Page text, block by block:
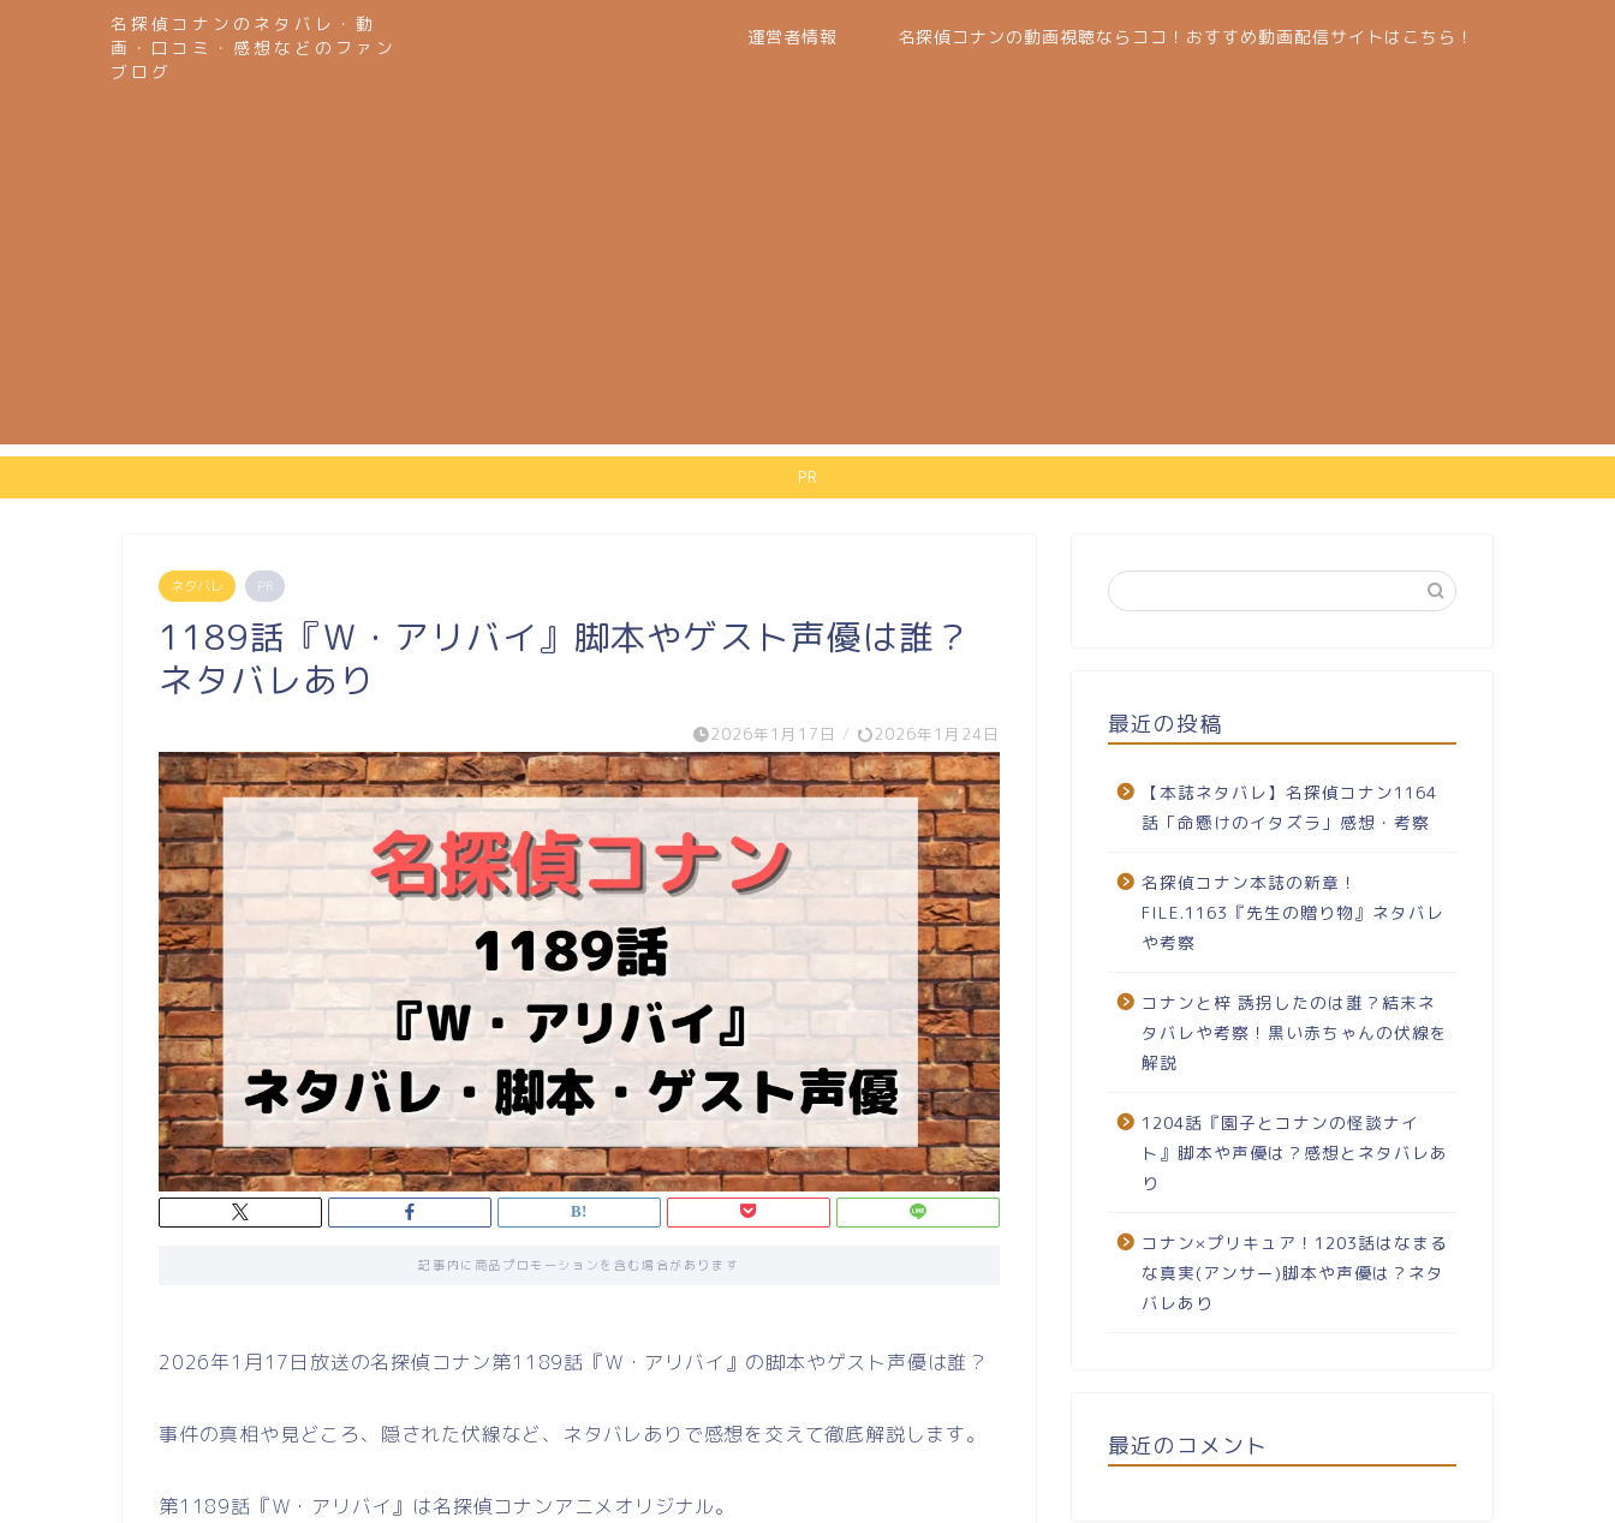
名探偵コナンのネタバレ・動
画・口コミ・感想などのファン
ブログ
運営者情報 名探偵コナンの動画視聴ならココ！おすすめ動画配信サイトはこちら！
PR
ネタバレ PR
1189話『Ｗ・アリバイ』脚本やゲスト声優は誰？
ネタバレあり
2026年1月17日 / 2026年1月24日
記事内に商品プロモーションを含む場合があります
2026年1月17日放送の名探偵コナン第1189話『Ｗ・アリバイ』の脚本やゲスト声優は誰？
事件の真相や見どころ、隠された伏線など、ネタバレありで感想を交えて徹底解説します。
第1189話『Ｗ・アリバイ』は名探偵コナンアニメオリジナル。
最近の投稿
【本誌ネタバレ】名探偵コナン1164
話「命懸けのイタズラ」感想・考察
名探偵コナン本誌の新章！
FILE.1163『先生の贈り物』ネタバレ
や考察
コナンと梓 誘拐したのは誰？結末ネ
タバレや考察！黒い赤ちゃんの伏線を
解説
1204話『園子とコナンの怪談ナイ
ト』脚本や声優は？感想とネタバレあ
り
コナン×プリキュア！1203話はなまる
な真実(アンサー)脚本や声優は？ネタ
バレあり
最近のコメント